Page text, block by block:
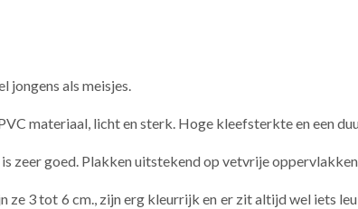
jongens als meisjes.
materiaal, licht en sterk. Hoge kleefsterkte en een
zeer goed. Plakken uitstekend op vetvrije
3 tot 6 cm., zijn erg kleurrijk en er zit altijd wel iets